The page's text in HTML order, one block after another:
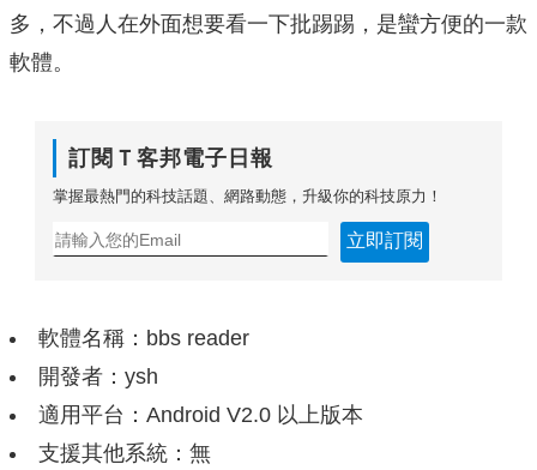
多，不過人在外面想要看一下批踢踢，是蠻方便的一款
軟體。
訂閱Ｔ客邦電子日報
掌握最熱門的科技話題、網路動態，升級你的科技原力！
立即訂閱
軟體名稱：bbs reader
開發者：ysh
適用平台：Android V2.0 以上版本
支援其他系統：無